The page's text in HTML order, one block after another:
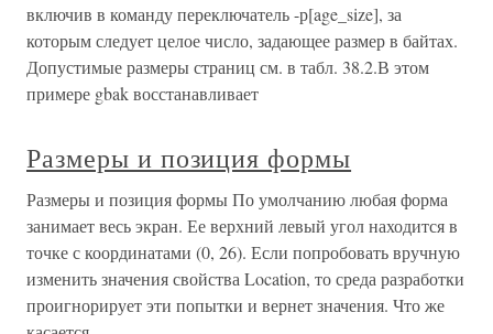
включив в команду переключатель -р[age_size], за
которым следует целое число, задающее размер в байтах.
Допустимые размеры страниц см. в табл. 38.2.В этом
примере gbak восстанавливает
Размеры и позиция формы
Размеры и позиция формы По умолчанию любая форма
занимает весь экран. Ее верхний левый угол находится в
точке с координатами (0, 26). Если попробовать вручную
изменить значения свойства Location, то среда разработки
проигнорирует эти попытки и вернет значения. Что же